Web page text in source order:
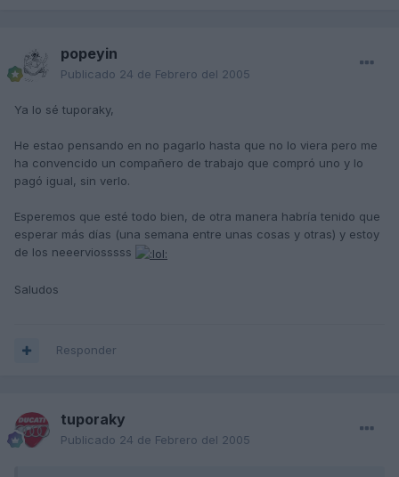
popeyin
Publicado 24 de Febrero del 2005
Ya lo sé tuporaky,
He estao pensando en no pagarlo hasta que no lo viera pero me
ha convencido un compañero de trabajo que compró uno y lo
pagó igual, sin verlo.
Esperemos que esté todo bien, de otra manera habría tenido que
esperar más días (una semana entre unas cosas y otras) y estoy
de los neeerviosssss
Saludos
Responder
tuporaky
Publicado 24 de Febrero del 2005